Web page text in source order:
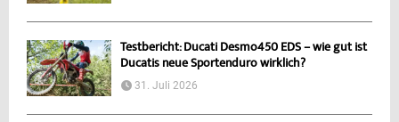
Testbericht: Ducati Desmo450 EDS – wie gut ist
Ducatis neue Sportenduro wirklich?
31. Juli 2026